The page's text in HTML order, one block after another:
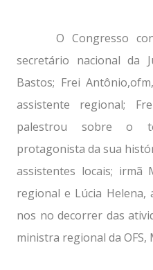
O Congresso
secretário nacional da
Bastos; Frei
assistente regional;
palestrou sobre o
protagonista da sua
assistentes locais; irmã
regional e Lúcia Helena,
nos no decorrer das
ministra regional da OFS,